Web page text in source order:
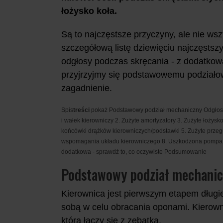
łożysko koła.
Są to najczęstsze przyczyny, ale nie
szczegółową listę dziewięciu
odgłosy podczas skręcania - z
przyjrzyjmy się podstawowemu
zagadnienie.
Spistreści pokaż Podstawowy podział mechaniczny
i wałek kierowniczy 2. Zużyte amortyzatory 3. Zużyte
końcówki drążków kierowniczych/podstawki 5. Zużyte
wspomagania układu kierowniczego 8. Uszkodzona
dodatkowa - sprawdź to, co oczywiste Podsumowanie
Podstawowy podział
Kierownica jest pierwszym etapem
sobą w celu obracania oponami.
która łączy się z zębatką.